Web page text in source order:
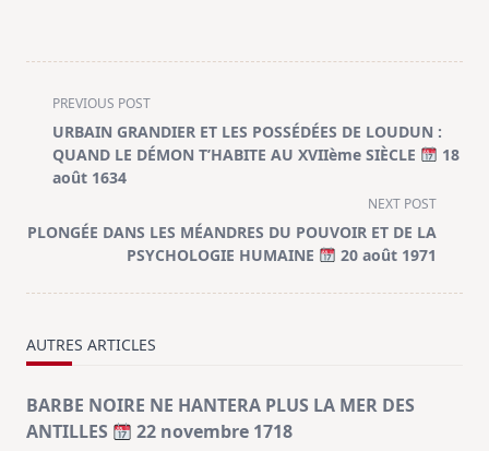
<span
class="nav-
subtitle
screen-
text">Page</span>
PREVIOUS POST
URBAIN GRANDIER ET LES POSSÉDÉES DE LOUDUN :
QUAND LE DÉMON T’HABITE AU XVIIème SIÈCLE
18
août 1634
NEXT POST
PLONGÉE DANS LES MÉANDRES DU POUVOIR ET DE LA
PSYCHOLOGIE HUMAINE
20 août 1971
AUTRES ARTICLES
BARBE NOIRE NE HANTERA PLUS LA MER DES
ANTILLES
22 novembre 1718